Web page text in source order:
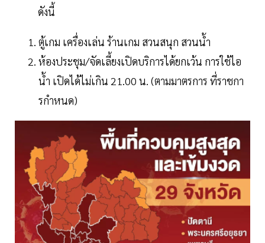
ดังนี้
ตู้เกม เครื่องเล่น ร้านเกม สวนสนุก สวนน้ํา
ห้องประชุม/จัดเลี้ยงเปิดบริการได้ยกเว้น การใช้ไอ
น้ํา เปิดได้ไม่เกิน 21.00 น. (ตามมาตรการ ที่ราชกา
รกําหนด)